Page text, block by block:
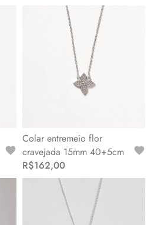
Colar entremeio flor
cravejada 15mm 40+5cm
R$162,00